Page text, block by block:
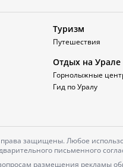
Туризм
Путешествия
Отдых на Урале
Горнолыжные
Гид по Уралу
права защищены. Любое
письменного
размещения рекламы